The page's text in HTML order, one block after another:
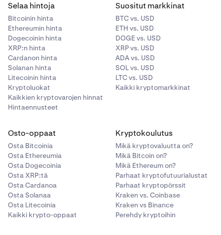
Selaa hintoja
Bitcoinin hinta
Ethereumin hinta
Dogecoinin hinta
XRP:n hinta
Cardanon hinta
Solanan hinta
Litecoinin hinta
Kryptoluokat
Kaikkien kryptovarojen hinnat
Hintaennusteet
Suositut markkinat
BTC vs. USD
ETH vs. USD
DOGE vs. USD
XRP vs. USD
ADA vs. USD
SOL vs. USD
LTC vs. USD
Kaikki kryptomarkkinat
Osto-oppaat
Osta Bitcoinia
Osta Ethereumia
Osta Dogecoinia
Osta XRP:tä
Osta Cardanoa
Osta Solanaa
Osta Litecoinia
Kaikki krypto-oppaat
Kryptokoulutus
Mikä kryptovaluutta on?
Mikä Bitcoin on?
Mikä Ethereum on?
Parhaat kryptofutuurialustat
Parhaat kryptopörssit
Kraken vs. Coinbase
Kraken vs Binance
Perehdy kryptoihin